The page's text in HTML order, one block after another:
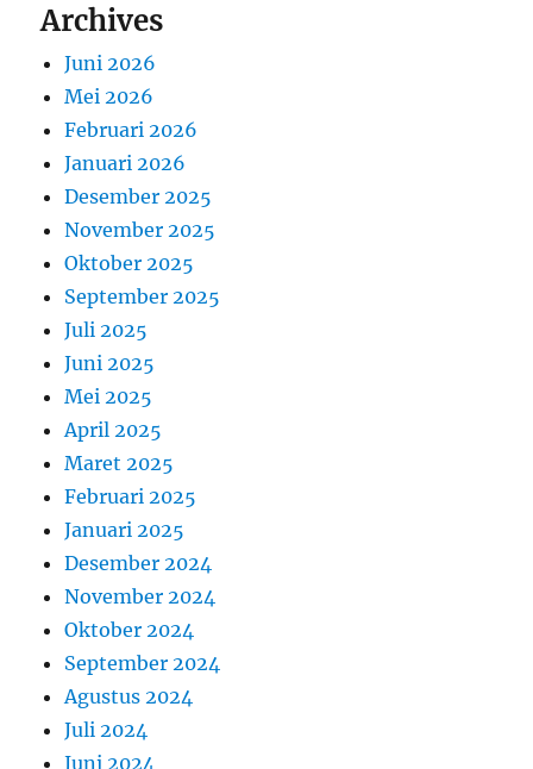
Archives
Juni 2026
Mei 2026
Februari 2026
Januari 2026
Desember 2025
November 2025
Oktober 2025
September 2025
Juli 2025
Juni 2025
Mei 2025
April 2025
Maret 2025
Februari 2025
Januari 2025
Desember 2024
November 2024
Oktober 2024
September 2024
Agustus 2024
Juli 2024
Juni 2024